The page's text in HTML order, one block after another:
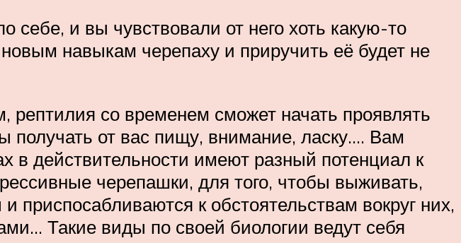
и вы чувствовали от него хоть какую-то
навыкам черепаху и приручить её будет не
со временем сможет начать проявлять
получать от вас пищу, внимание, ласку…. Вам
в действительности имеют разный потенциал к
черепашки, для того, чтобы выживать,
приспосабливаются к обстоятельствам вокруг них,
Такие виды по своей биологии ведут себя